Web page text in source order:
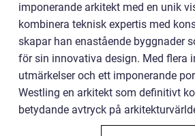
imponerande arkitekt med en unik
kombinera teknisk expertis med
skapar han enastående byggnader
för sin innovativa design. Med flera
utmärkelser och ett imponerande
Westling en arkitekt som definitivt
betydande avtryck på